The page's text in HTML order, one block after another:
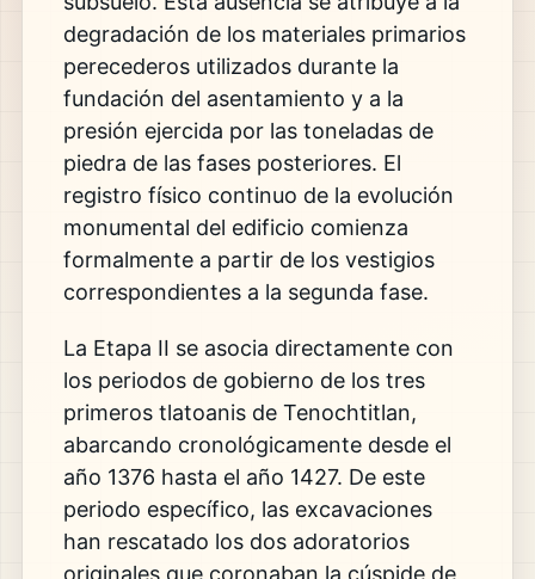
degradación de los materiales primarios
perecederos utilizados durante la
fundación del asentamiento y a la
presión ejercida por las toneladas de
piedra de las fases posteriores. El
registro físico continuo de la evolución
monumental del edificio comienza
formalmente a partir de los vestigios
correspondientes a la segunda fase.
La Etapa II se asocia directamente con
los periodos de gobierno de los tres
primeros tlatoanis de Tenochtitlan,
abarcando cronológicamente desde el
año 1376 hasta el año 1427. De este
periodo específico, las excavaciones
han rescatado los dos adoratorios
originales que coronaban la cúspide de